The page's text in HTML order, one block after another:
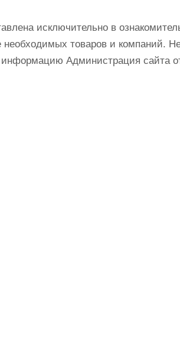
исключительно в
необходимых товаров и компаний.
Администрация сайта